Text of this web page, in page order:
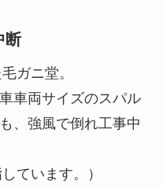
断
ガニ堂。
車両サイズのスパル
、強風で倒れ工事中
ています。）